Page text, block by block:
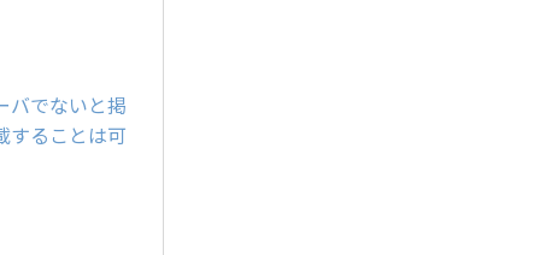
バでないと掲
することは可